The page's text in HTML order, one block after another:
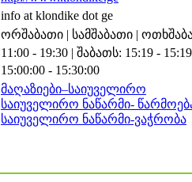
info at klondike dot ge
ორშაბათი | სამშაბათი |
11:00 - 19:30 | შაბათს: 15:19 - 15:19
15:00:00 - 15:30:00
მაღაზიები–საიუველირო
საიუველირო ნაწარმი-
საიუველირო ნაწარმი-ვაჭრობა